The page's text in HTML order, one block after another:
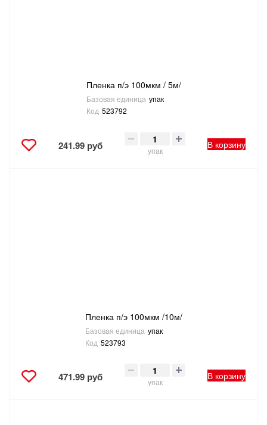
Пленка п/э 100мкм / 5м/
Базовая единица упак
Код 523792
241.99 руб упак
В корзину
Пленка п/э 100мкм /10м/
Базовая единица упак
Код 523793
471.99 руб упак
В корзину